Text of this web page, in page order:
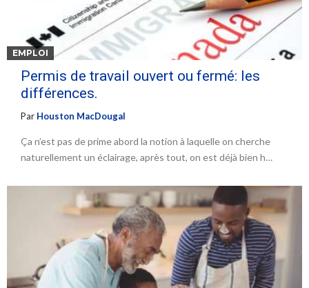
EMPLOI
Permis de travail ouvert ou fermé: les
différences.
Par Houston MacDougal
Ça n’est pas de prime abord la notion à laquelle on cherche
naturellement un éclairage, après tout, on est déjà bien h…